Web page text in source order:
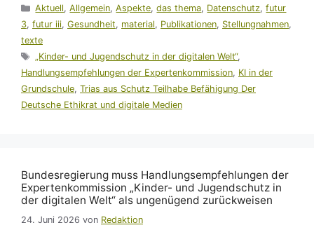
Kategorien
Aktuell,Allgemein,Aspekte,das thema, Datenschutz,futur
3, futur iii, Gesundheit, material, Publikationen, Stellungnahmen,
texte
Schlagwörter
„Kinder- und Jugendschutz in der digitalen Welt“,
Handlungsempfehlungen der Expertenkommission, KI in der
Grundschule, Trias aus Schutz Teilhabe Befähigung Der
Deutsche Ethikrat und digitale Medien
Bundesregierung muss Handlungsempfehlungen der
Expertenkommission „Kinder- und Jugendschutz in
der digitalen Welt“ als ungenügend zurückweisen
24. Juni 2026 von Redaktion